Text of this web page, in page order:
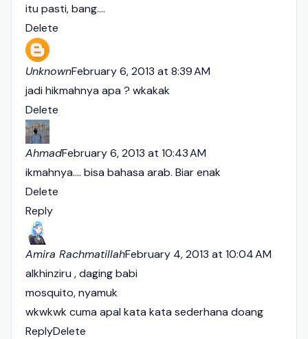
itu pasti, bang....
Delete
UnknownFebruary 6, 2013 at 8:39 AM
jadi hikmahnya apa ? wkakak
Delete
AhmadFebruary 6, 2013 at 10:43 AM
ikmahnya.... bisa bahasa arab. Biar enak
Delete
Reply
Amira RachmatillahFebruary 4, 2013 at 10:04 AM
alkhinziru , daging babi
mosquito, nyamuk
wkwkwk cuma apal kata kata sederhana doang
ReplyDelete